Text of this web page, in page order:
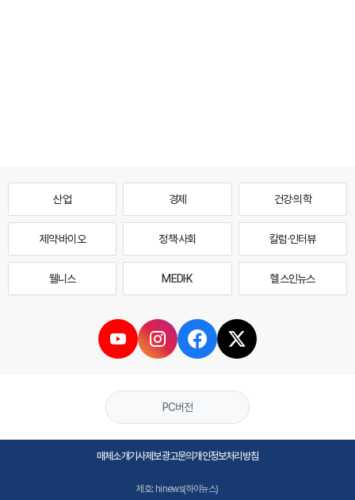
산업 경제 건강·의학
제약·바이오 정책·사회 칼럼·인터뷰
웰니스 MEDI·K 헬스인뉴스
PC버전
매체소개기사제보광고문의개인정보처리방침
제호: hinews(하이뉴스)